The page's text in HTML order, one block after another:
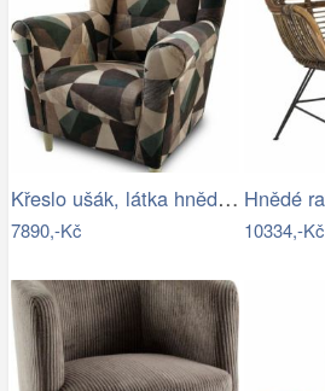
Křeslo ušák, látka hnědozelená vzor,…
7890,-Kč 10334,-Kč